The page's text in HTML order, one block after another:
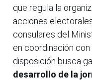
que regula la
acciones
consulares del
en coordinación
disposición busca
desarrollo de la